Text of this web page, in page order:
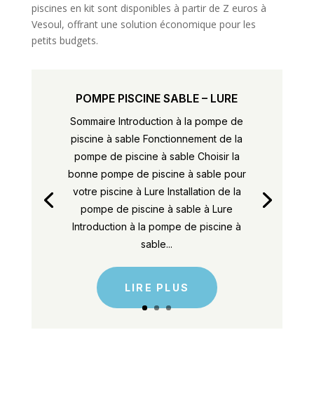
piscines en kit sont disponibles à partir de Z euros à
Vesoul, offrant une solution économique pour les
petits budgets.
POMPE PISCINE SABLE – LURE
Sommaire Introduction à la pompe de
piscine à sable Fonctionnement de la
pompe de piscine à sable Choisir la
bonne pompe de piscine à sable pour
votre piscine à Lure Installation de la
pompe de piscine à sable à Lure
Introduction à la pompe de piscine à
sable...
LIRE PLUS